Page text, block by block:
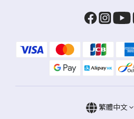
繁體中文